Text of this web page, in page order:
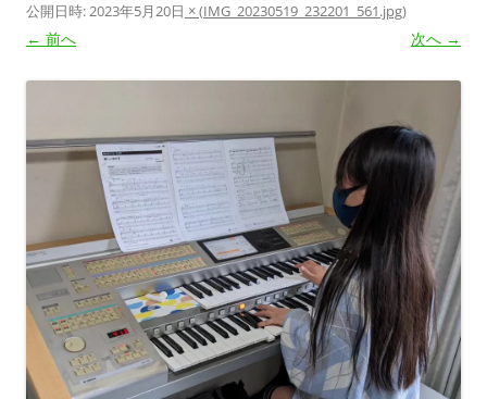
公開日時:2023年5月20日 ×(IMG_20230519_232201_561.jpg)
← 前へ 次へ →